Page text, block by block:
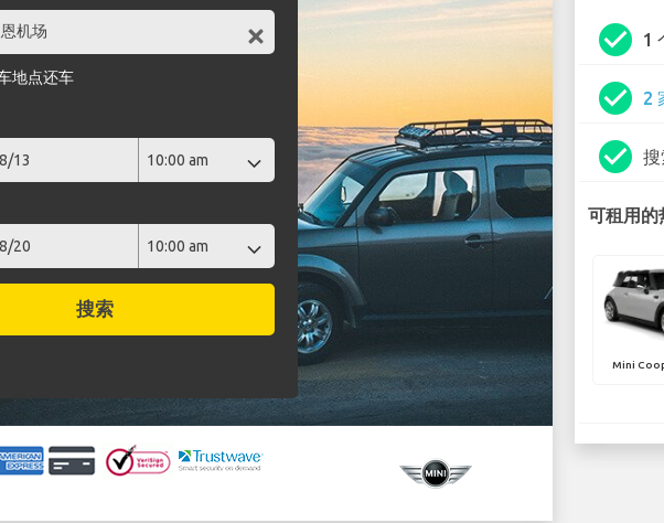
地点还车
搜索
check_circle 1
check_circle 2
check_circle 搜
可租用的
Mini